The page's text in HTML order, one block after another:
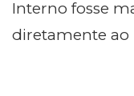
Interno fosse
diretamente ao